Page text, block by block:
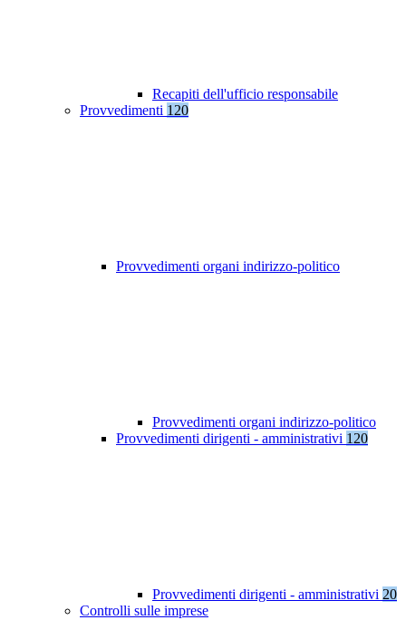
Recapiti dell'ufficio responsabile
Provvedimenti 120
Provvedimenti organi indirizzo-politico
Provvedimenti organi indirizzo-politico
Provvedimenti dirigenti - amministrativi 120
Provvedimenti dirigenti - amministrativi 20
Controlli sulle imprese